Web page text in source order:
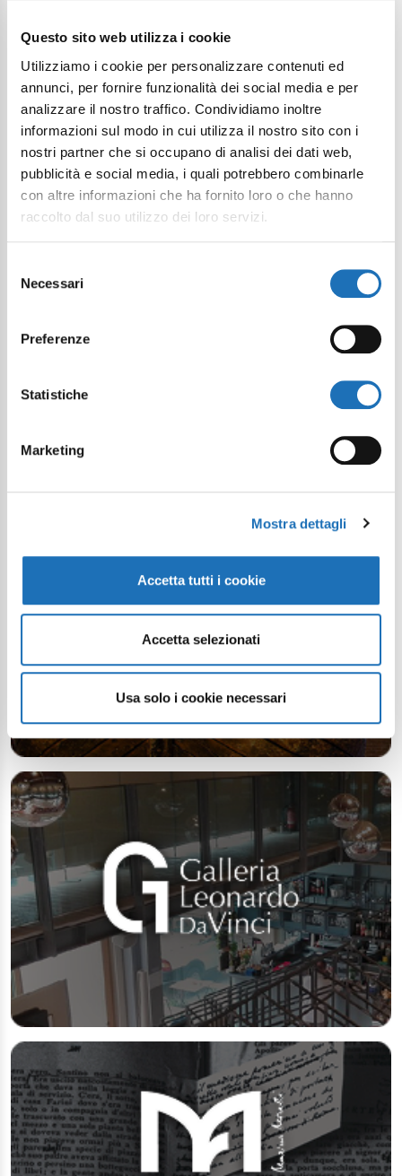
Questo sito web utilizza i cookie
Utilizziamo i cookie per personalizzare contenuti ed
annunci, per fornire funzionalità dei social media e per
analizzare il nostro traffico. Condividiamo inoltre
informazioni sul modo in cui utilizza il nostro sito con i
nostri partner che si occupano di analisi dei dati web,
pubblicità e social media, i quali potrebbero combinarle
con altre informazioni che ha fornito loro o che hanno
raccolto dal suo utilizzo dei loro servizi.
delNecessari
Preferenze
Statistiche
Marketing
Mostra dettagli
Accetta tutti i cookie
Accetta selezionati
Usa solo i cookie necessari
Desidero iscrivermi alla newsletter*
Acconsento al trattamento dei dati
personali come definito all'interno
dellaPrivacy Policy*
Invia richiesta
Continua a esplorare
Il tuo viaggio digitale dentro Cesenatico